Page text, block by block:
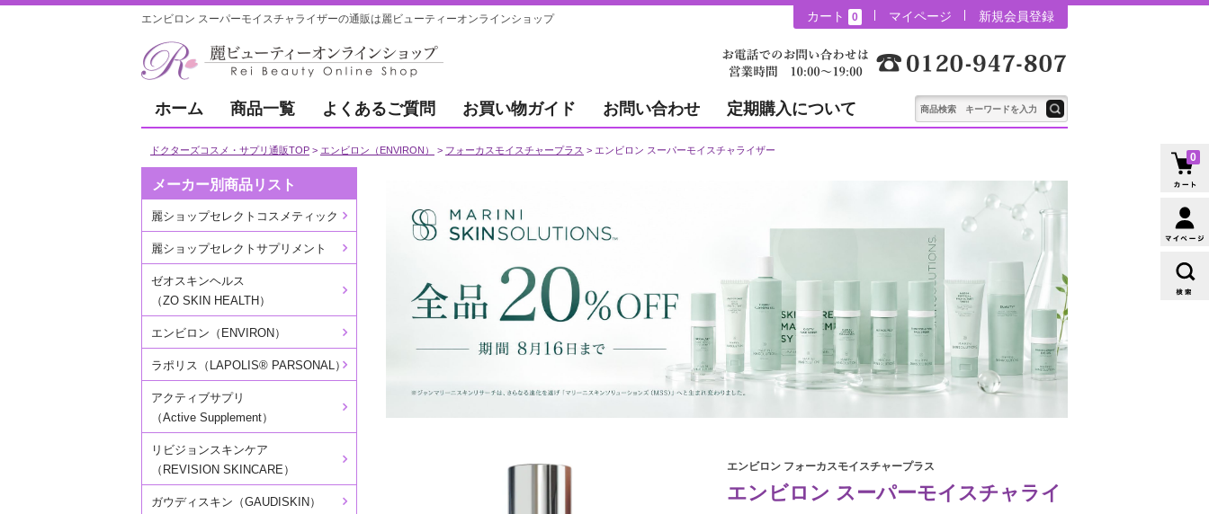
エンビロン スーパーモイスチャライザーの通販は麗ビューティーオンラインショップ カート 0 マイページ 新規会員登録
ホーム 商品一覧 よくあるご質問 お買い物ガイド お問い合わせ 定期購入について
ドクターズコスメ・サプリ通販TOP エンビロン（ENVIRON） フォーカスモイスチャープラス エンビロン スーパーモイスチャライザー
エンビロン フォーカスモイスチャープラス
エンビロン スーパーモイスチャライ
0
メーカー別商品リスト
麗ショップセレクトコスメティック
麗ショップセレクトサプリメント
ゼオスキンヘルス
（ZO SKIN HEALTH）
エンビロン（ENVIRON）
ラポリス（LAPOLIS® PARSONAL）
アクティブサプリ
（Active Supplement）
リビジョンスキンケア
（REVISION SKINCARE）
ガウディスキン（GAUDISKIN）